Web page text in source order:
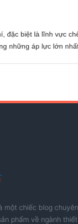
đặc biệt là lĩnh vực
những áp lực lớn
một chiếc blog
phẩm về ngành